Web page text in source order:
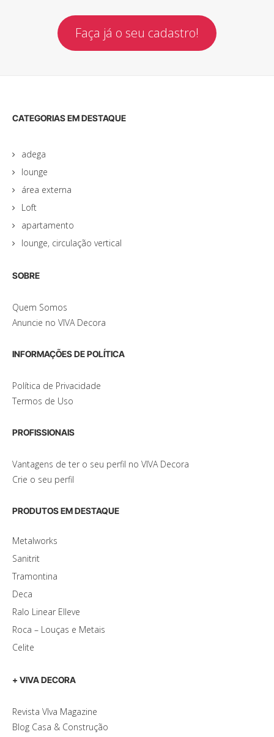
Faça já o seu cadastro!
CATEGORIAS EM DESTAQUE
adega
lounge
área externa
Loft
apartamento
lounge, circulação vertical
SOBRE
Quem Somos
Anuncie no VIVA Decora
INFORMAÇÕES DE POLÍTICA
Política de Privacidade
Termos de Uso
PROFISSIONAIS
Vantagens de ter o seu perfil no VIVA Decora
Crie o seu perfil
PRODUTOS EM DESTAQUE
Metalworks
Sanitrit
Tramontina
Deca
Ralo Linear Elleve
Roca – Louças e Metais
Celite
+ VIVA DECORA
Revista VIva Magazine
Blog Casa & Construção